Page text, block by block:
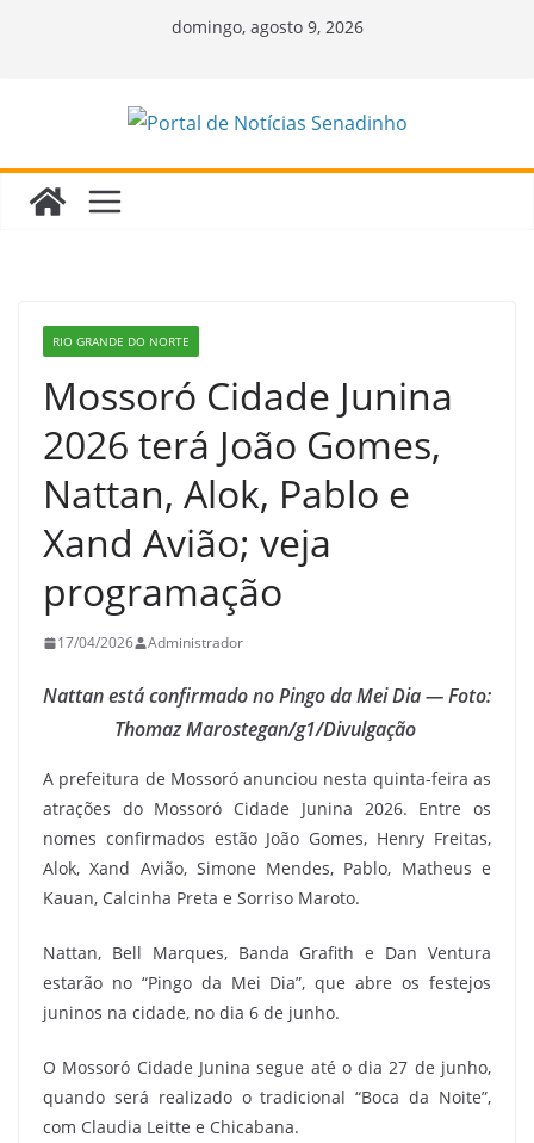
domingo, agosto 9, 2026
RIO GRANDE DO NORTE
Mossoró Cidade Junina
2026 terá João Gomes,
Nattan, Alok, Pablo e
Xand Avião; veja
programação
17/04/2026 Administrador
Nattan está confirmado no Pingo da Mei Dia — Foto:
Thomaz Marostegan/g1/Divulgação
A prefeitura de Mossoró anunciou nesta quinta-feira as
atrações do Mossoró Cidade Junina 2026. Entre os
nomes confirmados estão João Gomes, Henry Freitas,
Alok, Xand Avião, Simone Mendes, Pablo, Matheus e
Kauan, Calcinha Preta e Sorriso Maroto.
Nattan, Bell Marques, Banda Grafith e Dan Ventura
estarão no “Pingo da Mei Dia”, que abre os festejos
juninos na cidade, no dia 6 de junho.
O Mossoró Cidade Junina segue até o dia 27 de junho,
quando será realizado o tradicional “Boca da Noite”,
com Claudia Leitte e Chicabana.